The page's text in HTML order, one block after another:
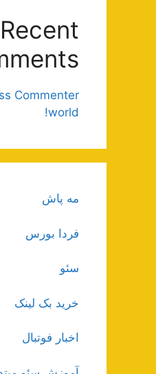
Recent
Commenter
world!
مه پاش
فردا بورس
سئو
خرید بک لینک
اخبار فوتبال